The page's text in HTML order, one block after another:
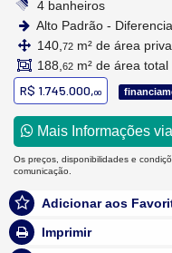
4 banheiros
Alto Padrão -
140, 72 m² de área
188, 62 m² de área total
R$ 1.745.000,00
Mais Informações
Os preços, disponibilidades e
comunicação.
Adicionar aos
Imprimir